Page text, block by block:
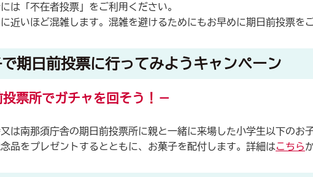
は「不在者投票」をご利用ください。
近いほど混雑します。混雑を避けるためにもお早めに期日前投票を
期日前投票に行ってみようキャンペーン
投票所でガチャを回そう！－
は南那須庁舎の期日前投票所に親と一緒に来場した小学生以下のお
品をプレゼントするとともに、お菓子を配付します。詳細はこちら